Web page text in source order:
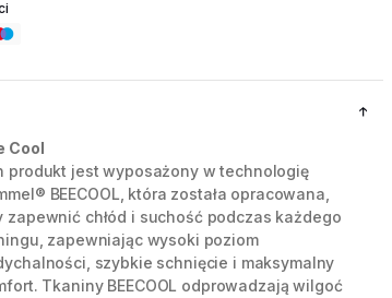
Cool
produkt jest wyposażony w technologię
BEECOOL, która została opracowana,
zapewnić chłód i suchość podczas każdego
zapewniając wysoki poziom
szybkie schnięcie i maksymalny
Tkaniny BEECOOL odprowadzają wilgoć